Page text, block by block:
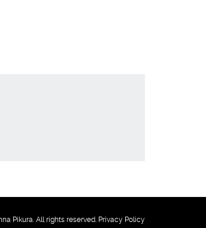
Pikura. All rights reserved. Privacy Policy